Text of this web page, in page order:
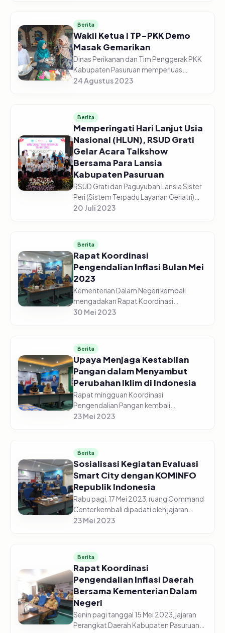
to...
Berita
Wakil Ketua I TP-PKK Demo
Masak Gemarikan
Dinas Perikanan dan Tim Penggerak PKK
Kabupaten Pasuruan memperluas
kampanye Gemarikan (Gerakan
Pasuruan pad...
24 Agustus 2023
Berita
Memperingati Hari Lanjut Usia
Nasional (HLUN), RSUD Grati
Gelar Acara Talkshow
Bersama Para Lansia
Kabupaten Pasuruan
RSUD Grati dan Paguyuban Lansia Sister
Peri (Sistem Terpadu Layanan Geriatri)
Bersama Tim Penggerak PKK Kabupaten
20 Juli 2023
Berita
Rapat Koordinasi
Pengendalian Inflasi Bulan Mei
2023
Kementerian Dalam Negeri kembali
mengadakan Rapat Koordinasi
Pengendalian Pangan pada Senin pagi,
sekaligus memimp...
30 Mei 2023
Berita
Upaya Menjaga Kestabilan
Pangan dalam Menyambut
Perubahan Iklim di Indonesia
Rapat mingguan Koordinasi
Pengendalian Pangan kembali
diselenggarakan secara daring di gedung
Kabupaten Pasur...
23 Mei 2023
Berita
Sosialisasi Kegiatan Evaluasi
Smart City dengan KOMINFO
Republik Indonesia
Rabu pagi, 17 Mei 2023, ruang Command
Center kembali dipadati oleh jajaran
perangkat Daerah Kabupaten Pasuruan.
23 Mei 2023
Berita
Rapat Koordinasi
Pengendalian Inflasi Daerah
Bersama Kementerian Dalam
Negeri
Senin pagi tanggal 15 Mei 2023, jajaran
Perangkat Daerah Kabupaten Pasuruan